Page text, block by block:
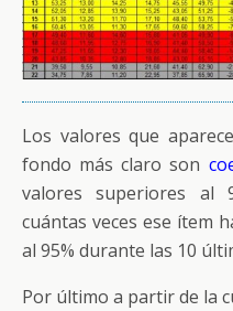
Los valores que
fondo más claro son
valores superiores al
cuántas veces ese ítem
al 95% durante las 10
Por último a partir de la